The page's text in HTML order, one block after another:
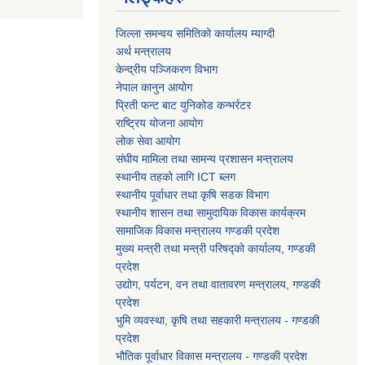
जिल्ला समन्वय समितिको कार्यालय म्याग्दी
अर्थ मन्त्रालय
केन्द्रीय पञ्जिकरण विभाग
नेपाल कानुन आयोग
प्रिती फन्ट बाट युनिकोड कन्भर्रटर
राष्ट्रिय योजना आयोग
लोक सेवा आयोग
संघीय मामिला तथा सामन्य प्रशासन मन्त्रालय
स्थानीय तहको लागि ICT ब्लग
स्थानीय पूर्वाधार तथा कृषि सडक विभाग
स्थानीय शासन तथा सामुदायिक विकास कार्यक्रम
सामाजिक विकास मन्त्रालय गण्डकी प्रदेश
मुख्य मन्त्री तथा मन्त्री परिषद्को कार्यालय, गण्डकी
प्रदेश
उद्योग, पर्यटन, वन तथा वातावरण मन्त्रालय, गण्डकी
प्रदेश
भुमि व्यवस्था, कृषि तथा सहकारी मन्त्रालय - गण्डकी
प्रदेश
भौतिक पूर्वाधार विकास मन्त्रालय - गण्डकी प्रदेश